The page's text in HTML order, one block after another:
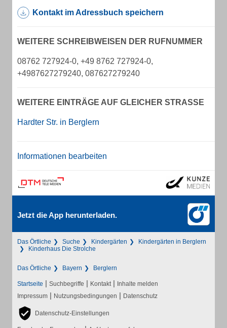
Kontakt im Adressbuch speichern
WEITERE SCHREIBWEISEN DER RUFNUMMER
08762 727924-0, +49 8762 727924-0,
+4987627279240, 087627279240
WEITERE EINTRÄGE AUF GLEICHER STRASSE
Hardter Str. in Berglern
Informationen bearbeiten
Jetzt die App herunterladen.
Das Örtliche Suche Kindergärten
Kindergärten in Berglern
Kinderhaus Die Strolche
Das Örtliche Bayern Berglern
Startseite | Suchbegriffe | Kontakt | Inhalte melden
Impressum | Nutzungsbedingungen | Datenschutz
Datenschutz-Einstellungen